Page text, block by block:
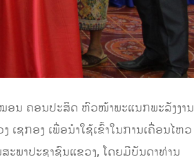
ໝອນ ຄອນປະສິດ ຫົວໜ້າພະແນກພະລັງງານ
ຊກອງ ເພື່ອນໍາໃຊ້ເຂົ້າໃນການເຄື່ອນໄຫວ
ະພາປະຊາຊົນແຂວງ, ໂດຍມີບັນດາທ່ານ